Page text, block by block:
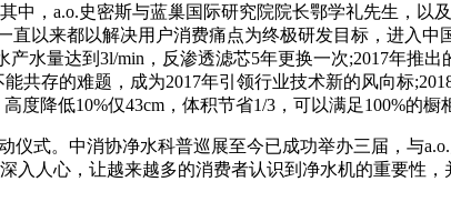
a.o.史密斯与蓝巢国际研究院院长鄂学礼先生，以
以来都以解决用户消费痛点为终极研发目标，进入中
水量达到3l/min，反渗透滤芯5年更换一次;2017年推出
共存的难题，成为2017年引领行业技术新的风向标
降低10%仅43cm，体积节省1/3，可以满足100%的橱
式。中消协净水科普巡展至今已成功举办三届，与
人心，让越来越多的消费者认识到净水机的重要性，